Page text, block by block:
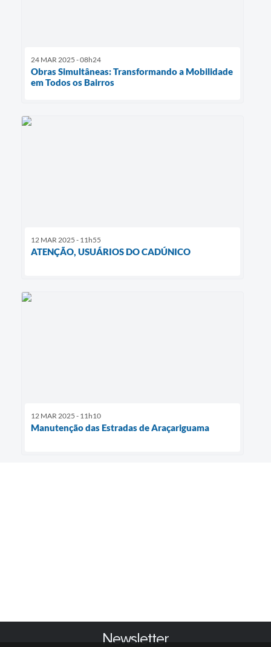
24 MAR 2025 - 08h24
Obras Simultâneas: Transformando a Mobilidade
em Todos os Bairros
12 MAR 2025 - 11h55
ATENÇÃO, USUÁRIOS DO CADÚNICO
12 MAR 2025 - 11h10
Manutenção das Estradas de Araçariguama
Newsletter